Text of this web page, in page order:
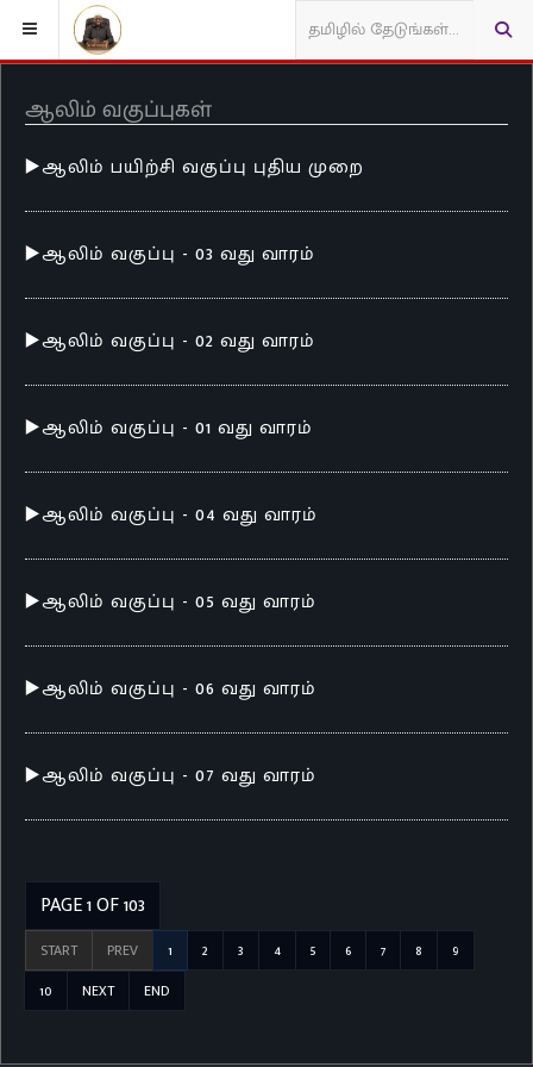
ஆலிம் வகுப்புகள்
▶️ஆலிம் பயிற்சி வகுப்பு புதிய முறை
▶️ஆலிம் வகுப்பு - 03 வது வாரம்
▶️ஆலிம் வகுப்பு - 02 வது வாரம்
▶️ஆலிம் வகுப்பு - 01 வது வாரம்
▶️ஆலிம் வகுப்பு - 04 வது வாரம்
▶️ஆலிம் வகுப்பு - 05 வது வாரம்
▶️ஆலிம் வகுப்பு - 06 வது வாரம்
▶️ஆலிம் வகுப்பு - 07 வது வாரம்
PAGE 1 OF 103
START PREV 1 2 3 4 5 6 7 8
9
10
NEXT END